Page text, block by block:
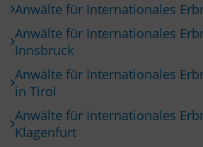
Anwälte für Internationales
Anwälte für Internationales
Innsbruck
Anwälte für Internationales
in Tirol
Anwälte für Internationales
Klagenfurt